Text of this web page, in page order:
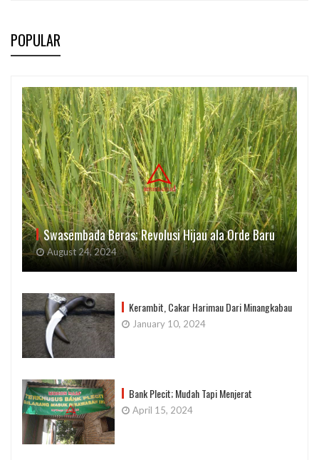
POPULAR
Swasembada Beras; Revolusi Hijau ala Orde Baru
August 24, 2024
Kerambit, Cakar Harimau Dari Minangkabau
January 10, 2024
Bank Plecit; Mudah Tapi Menjerat
April 15, 2024